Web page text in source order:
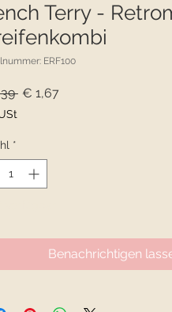
Terry -
ERF100
Standardpreis
€ 1,67
*
Benachrichtigen